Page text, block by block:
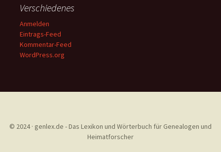
Verschiedenes
Anmelden
Eintrags-Feed
Kommentar-Feed
WordPress.org
© 2024 · genlex.de - Das Lexikon und Wörterbuch für Genealogen und
Heimatforscher